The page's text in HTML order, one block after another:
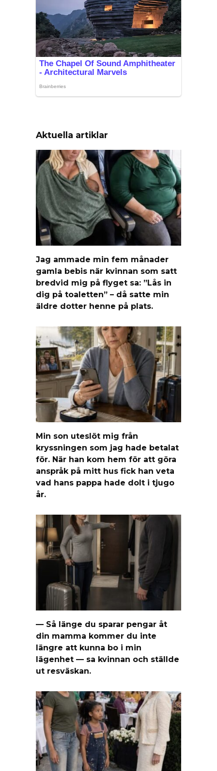
Aktuella artiklar
Jag ammade min fem månader
gamla bebis när kvinnan som satt
bredvid mig på flyget sa: ”Lås in
dig på toaletten” – då satte min
äldre dotter henne på plats.
Min son uteslöt mig från
kryssningen som jag hade betalat
för. När han kom hem för att göra
anspråk på mitt hus fick han veta
vad hans pappa hade dolt i tjugo
år.
— Så länge du sparar pengar åt
din mamma kommer du inte
längre att kunna bo i min
lägenhet — sa kvinnan och ställde
ut resväskan.